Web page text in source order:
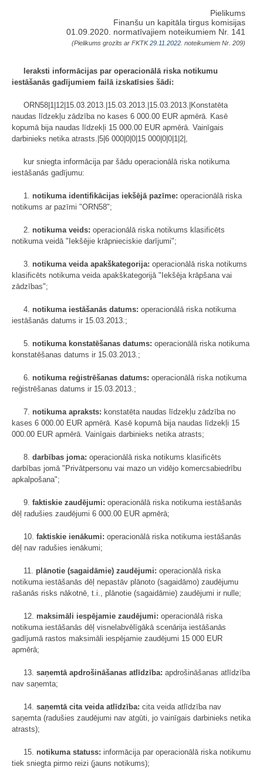
Pielikums
Finanšu un kapitāla tirgus komisijas
01.09.2020. normatīvajiem noteikumiem Nr. 141
(Pielikums grozīts ar FKTK29.11.2022. noteikumiem Nr. 209)
Ieraksti informācijas par operacionālā riska notikumu
iestāšanās gadījumiem failā izskatīsies šādi:
ORN58|1|12|15.03.2013.|15.03.2013.|15.03.2013.|Konstatēta
naudas līdzekļu zādzība no kases 6 000.00 EUR apmērā. Kasē
kopumā bija naudas līdzekļi 15 000.00 EUR apmērā. Vainīgais
darbinieks netika atrasts.|5|6 000|0|0|15 000|0|0|1|2|,
kur sniegta informācija par šādu operacionālā riska notikuma
iestāšanās gadījumu:
1. notikuma identifikācijas iekšējā pazīme: operacionālā riska
notikums ar pazīmi "ORN58";
2. notikuma veids: operacionālā riska notikums klasificēts
notikuma veidā "Iekšējie krāpnieciskie darījumi";
3. notikuma veida apakškategorija: operacionālā riska notikums
klasificēts notikuma veida apakškategorijā "Iekšēja krāpšana vai
zādzības";
4. notikuma iestāšanās datums: operacionālā riska notikuma
iestāšanās datums ir 15.03.2013.;
5. notikuma konstatēšanas datums: operacionālā riska notikuma
konstatēšanas datums ir 15.03.2013.;
6. notikuma reģistrēšanas datums: operacionālā riska notikuma
reģistrēšanas datums ir 15.03.2013.;
7. notikuma apraksts: konstatēta naudas līdzekļu zādzība no
kases 6 000.00 EUR apmērā. Kasē kopumā bija naudas līdzekļi 15
000.00 EUR apmērā. Vainīgais darbinieks netika atrasts;
8. darbības joma: operacionālā riska notikums klasificēts
darbības jomā "Privātpersonu vai mazo un vidējo komercsabiedrību
apkalpošana";
9. faktiskie zaudējumi: operacionālā riska notikuma iestāšanās
dēļ radušies zaudējumi 6 000.00 EUR apmērā;
10. faktiskie ienākumi: operacionālā riska notikuma iestāšanās
dēļ nav radušies ienākumi;
11. plānotie (sagaidāmie) zaudējumi: operacionālā riska
notikuma iestāšanās dēļ nepastāv plānoto (sagaidāmo) zaudējumu
rašanās risks nākotnē, t.i., plānotie (sagaidāmie) zaudējumi ir nulle;
12. maksimāli iespējamie zaudējumi: operacionālā riska
notikuma iestāšanās dēļ visnelabvēlīgākā scenārija iestāšanās
gadījumā rastos maksimāli iespējamie zaudējumi 15 000 EUR
apmērā;
13. saņemtā apdrošināšanas atlīdzība: apdrošināšanas atlīdzība
nav saņemta;
14. saņemtā cita veida atlīdzība: cita veida atlīdzība nav
saņemta (radušies zaudējumi nav atgūti, jo vainīgais darbinieks netika
atrasts);
15. notikuma statuss: informācija par operacionālā riska notikumu
tiek sniegta pirmo reizi (jauns notikums);